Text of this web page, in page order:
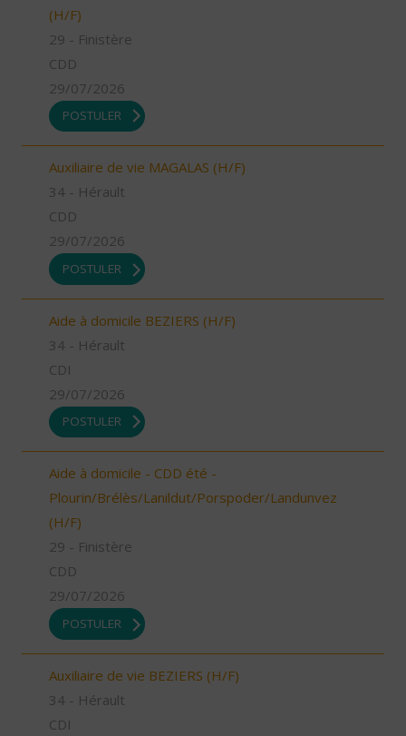
(H/F)
29 - Finistère
CDD
29/07/2026
POSTULER
Auxiliaire de vie MAGALAS (H/F)
34 - Hérault
CDD
29/07/2026
POSTULER
Aide à domicile BEZIERS (H/F)
34 - Hérault
CDI
29/07/2026
POSTULER
Aide à domicile - CDD été -
Plourin/Brélès/Lanildut/Porspoder/Landunvez
(H/F)
29 - Finistère
CDD
29/07/2026
POSTULER
Auxiliaire de vie BEZIERS (H/F)
34 - Hérault
CDI